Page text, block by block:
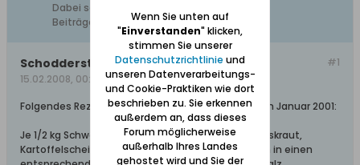
Dabei seit:
Beiträge:
#1
Schodderstroh
15.02.2008, 00:16
Folgendes Rezept meiner Mutter aus "Danzig-L" im Januar 2001:
Je 1/2 kg Schweinefleisch, feingeschnittenes Weisskraut,
Kartoffelscheiben und 200 gr. gewürfelte Zwiebeln in einen
Wenn Sie unten auf
"Einverstanden" klicken,
stimmen Sie unserer
Datenschutzrichtlinie und
unseren Datenverarbeitungs-
und Cookie-Praktiken wie dort
beschrieben zu. Sie erkennen
außerdem an, dass dieses
Forum möglicherweise
außerhalb Ihres Landes
gehostet wird und Sie der